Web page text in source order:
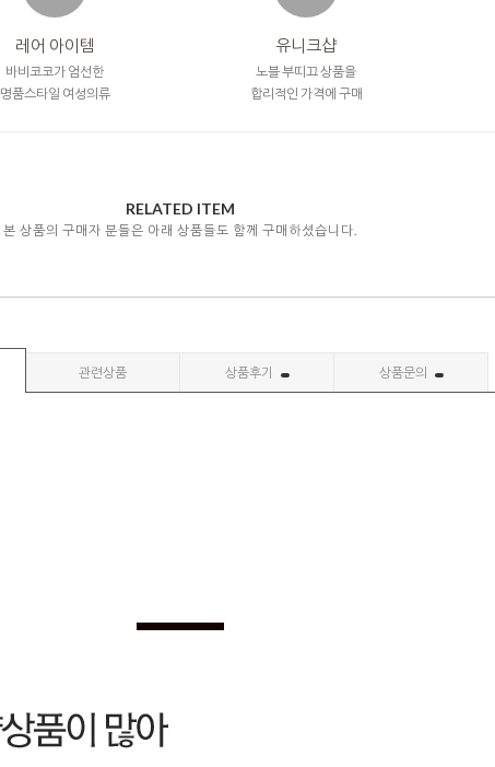
레어 아이템
바비코코가 엄선한
명품스타일 여성의류
유니크샵
노블 부띠끄 상품을
합리적인 가격에 구매
RELATED ITEM
본 상품의 구매자 분들은 아래 상품들도 함께 구매하셨습니다.
관련상품 상품후기 상품문의